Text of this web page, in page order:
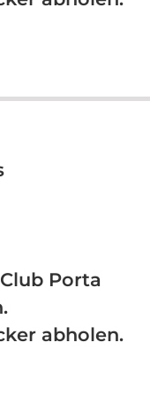
Porta
abholen.